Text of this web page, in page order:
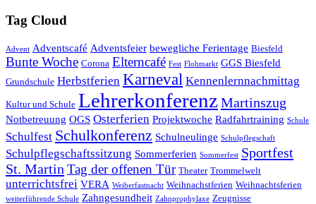
Tag Cloud
Advent Adventscafé Adventsfeier bewegliche Ferientage Biesfeld
Bunte Woche Corona Elterncafé Fest Flohmarkt GGS Biesfeld
Grundschule Herbstferien Karneval Kennenlernnachmittag
Kultur und Schule Lehrerkonferenz Martinszug
Notbetreuung OGS Osterferien Projektwoche Radfahrtraining Schule
Schulfest Schulkonferenz Schulneulinge Schulpflegschaft
Schulpflegschaftssitzung Sommerferien Sommerfest Sportfest
St. Martin Tag der offenen Tür Theater Trommelwelt
unterrichtsfrei VERA Weiberfastnacht Weihnachstferien Weihnachtsferien
weiterführende Schule Zahngesundheit Zahnprophylaxe Zeugnisse